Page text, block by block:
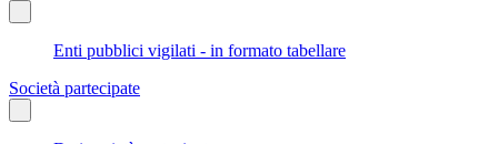
Enti pubblici vigilati - in formato tabellare
Società partecipate